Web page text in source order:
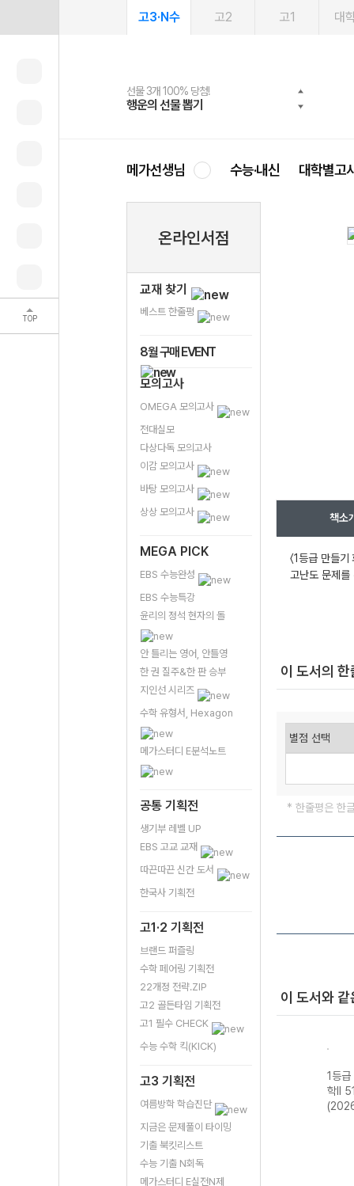
TOP
고3·N수 고2 고1 대
선물 3개 100% 당첨!
행운의 선물 뽑기
선물 100% 증정!
메가스터디 X 올리브
여름방학 스터디 캐시백
메가런 썸머스쿨
2027 러셀 단과
강사 공개선발
스마트러닝앱
설문 EVENT
메가패스
3일 무료 체험권
메가패스 수강생 무료혜택!
메가클럽 멤버십
사회공헌 캠페인
희망이룸 메가나눔
메가선생님 수능·내신 대학별고
온라인서점
교재 찾기
베스트 한줄평
8월 구매 EVENT
모의고사
OMEGA 모의고사
전대실모
다상다독 모의고사
이감 모의고사
바탕 모의고사
상상 모의고사
MEGA PICK
EBS 수능완성
EBS 수능특강
윤리의 정석 현자의 돌
안 틀리는 영어, 안틀영
한 권 질주&한 판 승부
지인선 시리즈
수학 유형서, Hexagon
메가스터디 E분석노트
공통 기획전
생기부 레벨 UP
EBS 고교 교재
따끈따끈 신간 도서
한국사 기획전
고1·2 기획전
브랜드 퍼즐링
수학 페어링 기획전
22개정 전략.ZIP
고2 골든타임 기획전
고1 필수 CHECK
수능 수학 킥(KICK)
고3 기획전
여름방학 학습진단
지금은 문제풀이 타이밍
기출 북킷리스트
수능 기출 N회독
메가스터디 E실전N제
책소
〈1등급 만들
고난도 문제를
이 도서의 한
* 한줄평은 한
이 도서와
1등급 만들기 통
합사회2 700
제-22개정
(2026년용)
개정 (2026년용)
1등급
학II